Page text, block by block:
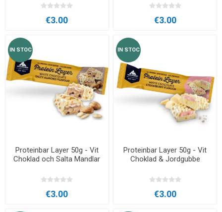
€3.00 €3.00
IN STOC
Proteinbar Layer 50g - Vit
Choklad och Salta Mandlar
€3.00
IN STOC
Proteinbar Layer 50g - Vit
Choklad & Jordgubbe
€3.00